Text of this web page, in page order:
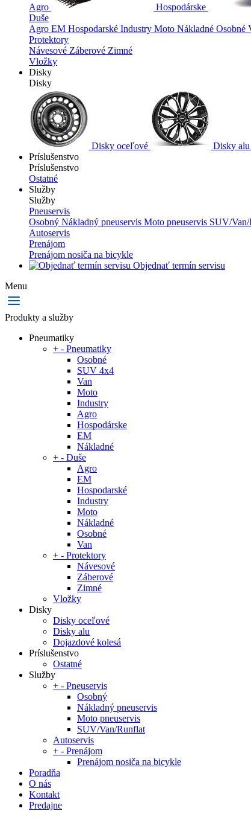
Agro Hospodárske
Duše
Agro EM Hospodarské Industry Moto Nákladné Osobné
Protektory
Návesové Záberové Zimné
Vložky
Disky
Disky
Disky oceľové Disky alu
Príslušenstvo
Príslušenstvo
Ostatné
Služby
Služby
Pneuservis
Osobný Nákladný pneuservis Moto pneuservis SUV/
Autoservis
Prenájom
Prenájom nosiča na bicykle
Objednať termín servisu
Menu
Produkty a služby
Pneumatiky
+ - Pneumatiky
Osobné
SUV 4x4
Van
Moto
Industry
Agro
Hospodárske
EM
Nákladné
+ - Duše
Agro
EM
Hospodarské
Industry
Moto
Nákladné
Osobné
Van
+ - Protektory
Návesové
Záberové
Zimné
Vložky
Disky
Disky oceľové
Disky alu
Dojazdové kolesá
Príslušenstvo
Ostatné
Služby
+ - Pneuservis
Osobný
Nákladný pneuservis
Moto pneuservis
SUV/Van/Runflat
Autoservis
+ - Prenájom
Prenájom nosiča na bicykle
Poradňa
O nás
Kontakt
Predajne